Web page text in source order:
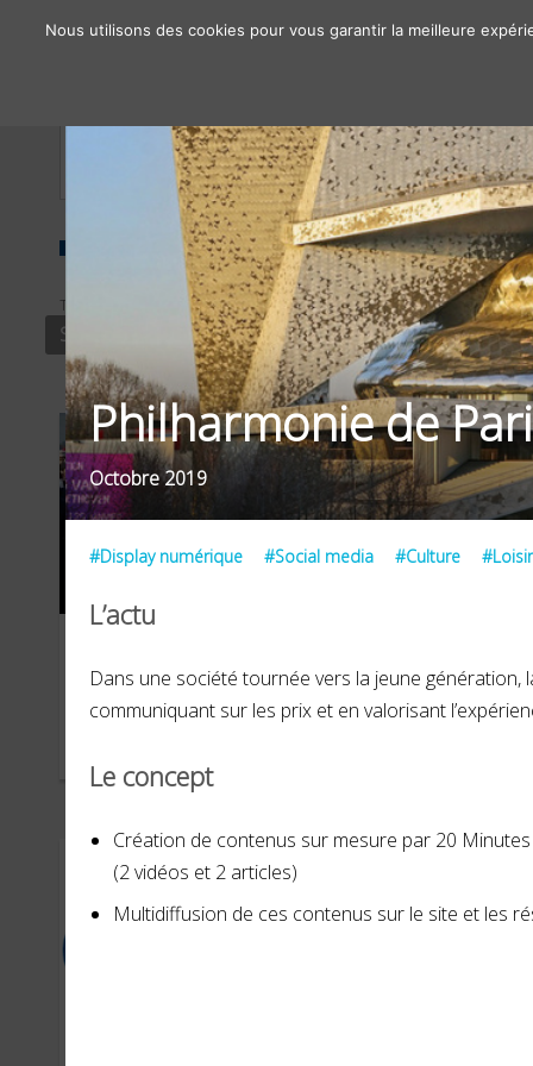
À propos Chiffres clés Nos solutions
TYPE
SOCIAL MEDIA
FILTRER PAR
SECTEURS D'ACTIVITÉS
Philharmonie de
Octobre 2019
#Display numérique #Social media #Culture
L’actu
Dans une société tournée vers la jeune génération,
communiquant sur les prix et en valorisant
Le concept
Création de contenus sur mesure par 20
(2 vidéos et 2 articles)
Multidiffusion de ces contenus sur le site et les
Nous utilisons des cookies pour vous garantir la meilleure